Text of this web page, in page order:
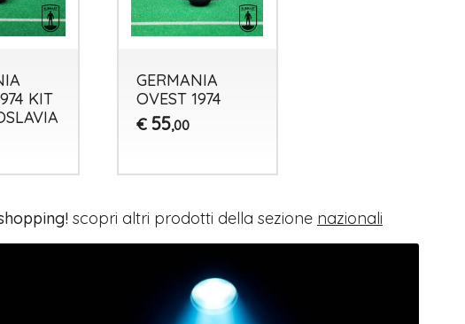
KIT
GERMANIA
OVEST 1974
€ 55,00
scopri altri prodotti della sezione nazionali